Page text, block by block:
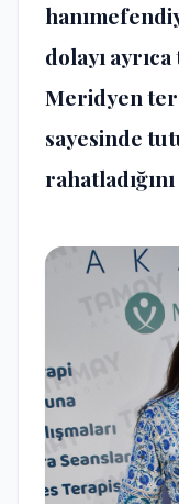
dolayı
Meridyen
sayesinde